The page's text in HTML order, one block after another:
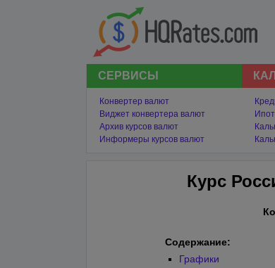
СЕРВИСЫ
Конвертер валют
Виджет конвертера валют
Архив курсов валют
Информеры курсов валют
Курс
Содержание:
Графики